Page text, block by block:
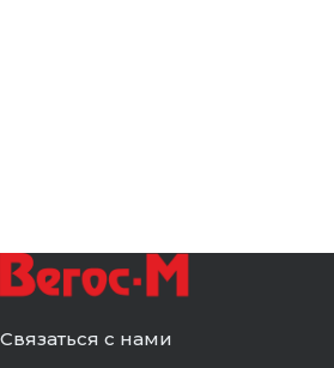
Связаться с нами